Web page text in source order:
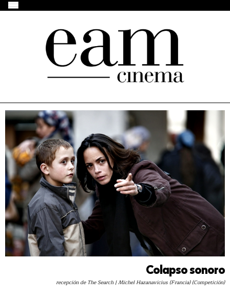
Colapso sonoro
recepción de The Search | Michel Hazanavicius (Francia) (Competición)